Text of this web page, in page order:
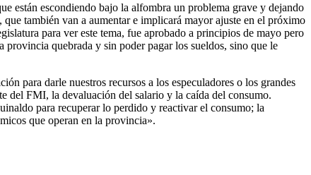
están escondiendo bajo la alfombra un problema grave y dejando
también van a aumentar e implicará mayor ajuste en el próximo
para ver este tema, fue aprobado a principios de mayo pero
provincia quebrada y sin poder pagar los sueldos, sino que le
para darle nuestros recursos a los especuladores o los grandes
del FMI, la devaluación del salario y la caída del consumo.
para recuperar lo perdido y reactivar el consumo; la
que operan en la provincia».